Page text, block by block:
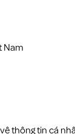
Nam
thông tin cá